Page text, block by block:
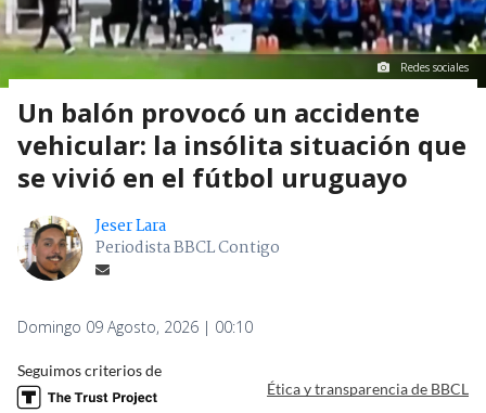
Redes sociales
Un balón provocó un accidente
vehicular: la insólita situación que
se vivió en el fútbol uruguayo
Jeser Lara
Periodista BBCL Contigo
Domingo 09 Agosto, 2026 | 00:10
Seguimos criterios de
Ética y transparencia de BBCL